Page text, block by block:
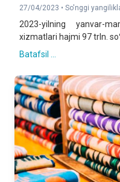
27/04/2023 • So'nggi
2023-yilning yanvar-
xizmatlari hajmi 97 trln.
Batafsil ...